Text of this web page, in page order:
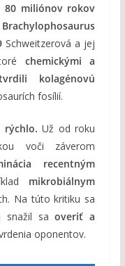
80 miliónov rokov
Brachylophosaurus
Schweitzerová a jej
chemickými a
kolagénovú
fosílií.
rýchlo. Už od roku
voči záverom
recentným
mikrobiálnym
Na túto kritiku sa
snažil saoveriť a
oponentov.